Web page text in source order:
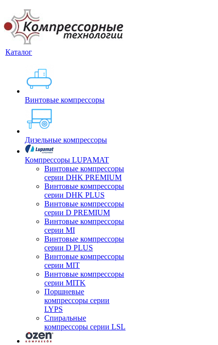
Каталог
Винтовые компрессоры
Дизельные компрессоры
Компрессоры LUPAMAT
Винтовые компрессоры
серии DHK PREMIUM
Винтовые компрессоры
серии DHK PLUS
Винтовые компрессоры
серии D PREMIUM
Винтовые компрессоры
серии MI
Винтовые компрессоры
серии D PLUS
Винтовые компрессоры
серии MIT
Винтовые компрессоры
серии MITK
Поршневые
компрессоры серии
LYPS
Спиральные
компрессоры серии LSL